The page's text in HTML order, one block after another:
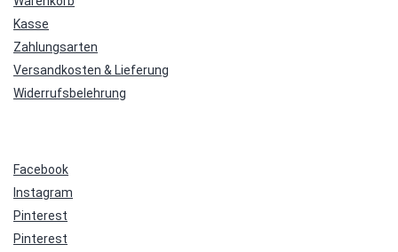
Kasse
Zahlungsarten
Versandkosten & Lieferung
Widerrufsbelehrung
Facebook
Instagram
Pinterest
Pinterest